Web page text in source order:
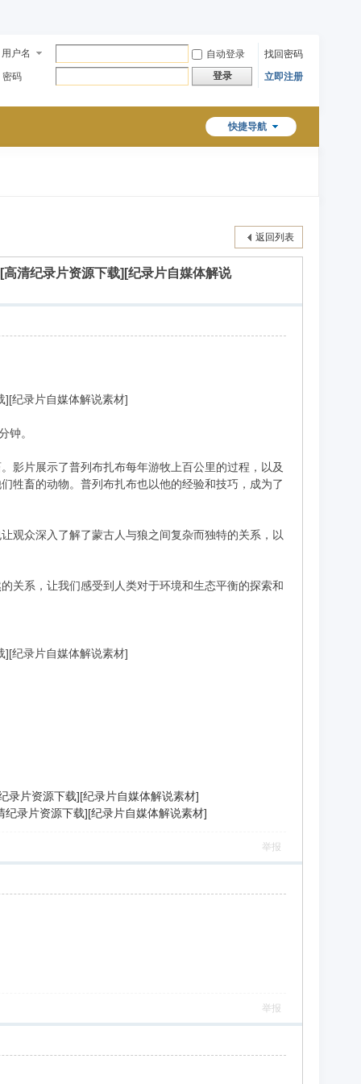
用户名 自动登录
找回密码
密码
登录 立即注册
快捷导航
返回列表
清纪录片资源下载][纪录片自媒体解说
][纪录片自媒体解说素材]
钟。
影片展示了普列布扎布每年游牧上百公里的过程，以及
牲畜的动物。普列布扎布也以他的经验和技巧，成为了
观众深入了解了蒙古人与狼之间复杂而独特的关系，以
关系，让我们感受到人类对于环境和生态平衡的探索和
][纪录片自媒体解说素材]
录片资源下载][纪录片自媒体解说素材]
录片资源下载][纪录片自媒体解说素材]
举报
举报